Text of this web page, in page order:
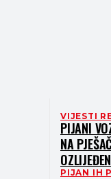
VIJESTI
PIJANI
NA
PIJAN IH